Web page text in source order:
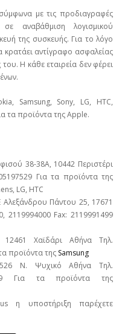
με τις προδιαγραφές
αναβάθμιση λογισμικού
της συσκευής. Για το λόγο
αντίγραφο ασφαλείας
Η κάθε εταιρεία δεν φέρει
Samsung, Sony, LG, HTC,
τα προϊόντα της Apple.
38-38Α, 10442 Περιστέρι
Για τα προϊόντα της
LG, HTC
Αλεξάνδρου Πάντου 25, 17671
2119994000 Fax: 2119991499
12461 Χαϊδάρι Αθήνα Τηλ.
προϊόντα της Samsung
Ν. Ψυχικό Αθήνα Τηλ.
Για τα προϊόντα της
η υποστήριξη παρέχετε